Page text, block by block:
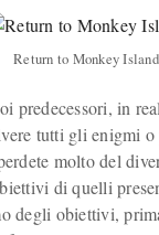
Return to Monkey Island
predecessori, in
tutti gli enigmi
molto del
di quelli
degli obiettivi,